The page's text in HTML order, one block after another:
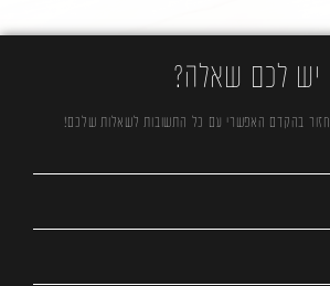
יש לכם שאלה?
בהקדם האפשרי עם כל התשובות לשאלות שלכם!